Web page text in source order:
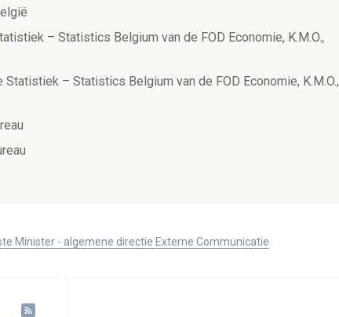
– Statistics Belgium van de FOD Economie, K.M.O.,
– Statistics Belgium van de FOD Economie, K.M.O.,
Minister - algemene directie Externe Communicatie